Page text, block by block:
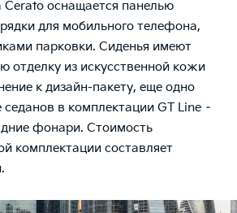
оснащается панелью
для мобильного телефона,
парковки. Сиденья имеют
отделку из искусственной кожи
к дизайн-пакету, еще одно
в комплектации GT Line –
фонари. Стоимость
комплектации составляет